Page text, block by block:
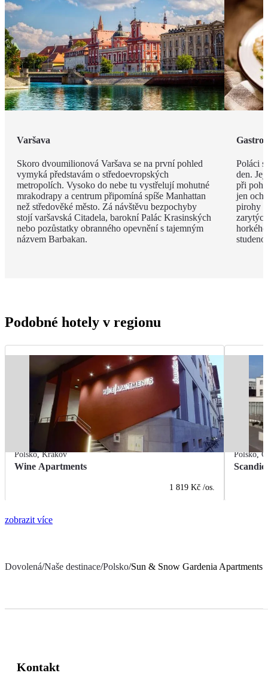
Varšava
Skoro dvoumilionová Varšava se na první pohled
vymyká představám o středoevropských
metropolích. Vysoko do nebe tu vystřelují mohutné
mrakodrapy a centrum připomíná spíše Manhattan
než středověké město. Zá návštěvu bezpochyby
stojí varšavská Citadela, barokní Palác Krasinských
nebo pozůstatky obranného opevnění s tajemným
názvem Barbakan.
Poláci
den.
při
jen
pirohy
Podobné hotely v regionu
Polsko,Krakov
Wine Apartments
1 819 Kč /os.
Polsko,
zobrazit více
Dovolená/Naše destinace/Polsko/Sun & Snow Gardenia Apartments
Kontakt